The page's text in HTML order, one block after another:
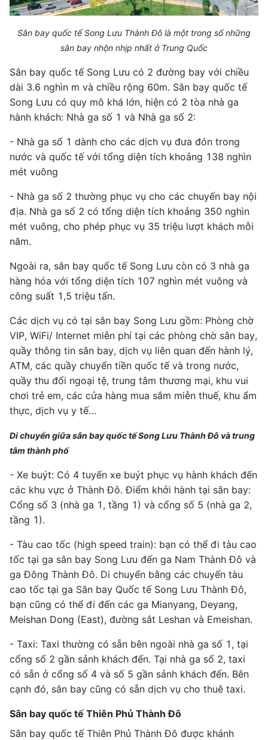
Sân bay quốc tế Song Lưu Thành Đô là một trong số những
sân bay nhộn nhịp nhất ở Trung Quốc
Sân bay quốc tế Song Lưu có 2 đường bay với chiều
dài 3.6 nghìn m và chiều rộng 60m. Sân bay quốc tế
Song Lưu có quy mô khá lớn, hiện có 2 tòa nhà ga
hành khách: Nhà ga số 1 và Nhà ga số 2:
- Nhà ga số 1 dành cho các dịch vụ đưa đón trong
nước và quốc tế với tổng diện tích khoảng 138 nghìn
mét vuông
- Nhà ga số 2 thường phục vụ cho các chuyến bay nội
địa. Nhà ga số 2 có tổng diện tích khoảng 350 nghìn
mét vuông, cho phép phục vụ 35 triệu lượt khách mỗi
năm.
Ngoài ra, sân bay quốc tế Song Lưu còn có 3 nhà ga
hàng hóa với tổng diện tích 107 nghìn mét vuông và
công suất 1,5 triệu tấn.
Các dịch vụ có tại sân bay Song Lưu gồm: Phòng chờ
VIP, WiFi/ Internet miễn phí tại các phòng chờ sân bay,
quầy thông tin sân bay, dịch vụ liên quan đến hành lý,
ATM, các quầy chuyển tiền quốc tế và trong nước,
quầy thu đổi ngoại tệ, trung tâm thương mại, khu vui
chơi trẻ em, các cửa hàng mua sắm miễn thuế, khu ẩm
thực, dịch vụ y tế…
Di chuyển giữa sân bay quốc tế Song Lưu Thành Đô và trung
tâm thành phố
- Xe buýt: Có 4 tuyến xe buýt phục vụ hành khách đến
các khu vực ở Thành Đô. Điểm khởi hành tại sân bay:
Cổng số 3 (nhà ga 1, tầng 1) và cổng số 5 (nhà ga 2,
tầng 1).
- Tàu cao tốc (high speed train): bạn có thể đi tàu cao
tốc tại ga sân bay Song Lưu đến ga Nam Thành Đô và
ga Đông Thành Đô. Di chuyển bằng các chuyến tàu
cao tốc tại ga Sân bay Quốc tế Song Lưu Thành Đô,
bạn cũng có thể đi đến các ga Mianyang, Deyang,
Meishan Dong (East), đường sắt Leshan và Emeishan.
- Taxi: Taxi thường có sẵn bên ngoài nhà ga số 1, tại
cổng số 2 gần sảnh khách đến. Tại nhà ga số 2, taxi
có sẵn ở cổng số 4 và số 5 gần sảnh khách đến. Bên
cạnh đó, sân bay cũng có sẵn dịch vụ cho thuê taxi.
Sân bay quốc tế Thiên Phủ Thành Đô
Sân bay quốc tế Thiên Phủ Thành Đô được khánh